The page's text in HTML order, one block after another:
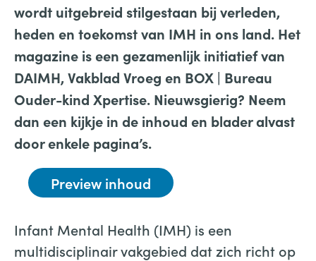
wordt uitgebreid stilgestaan bij verleden,
heden en toekomst van IMH in ons land. Het
magazine is een gezamenlijk initiatief van
DAIMH, Vakblad Vroeg en BOX | Bureau
Ouder-kind Xpertise. Nieuwsgierig? Neem
dan een kijkje in de inhoud en blader alvast
door enkele pagina’s.
Preview inhoud
Infant Mental Health (IMH) is een
multidisciplinair vakgebied dat zich richt op